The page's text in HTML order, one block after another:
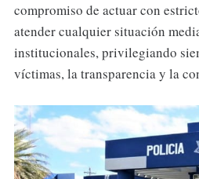
compromiso de actuar con
atender cualquier situación
institucionales, privilegiando
víctimas, la transparencia y la